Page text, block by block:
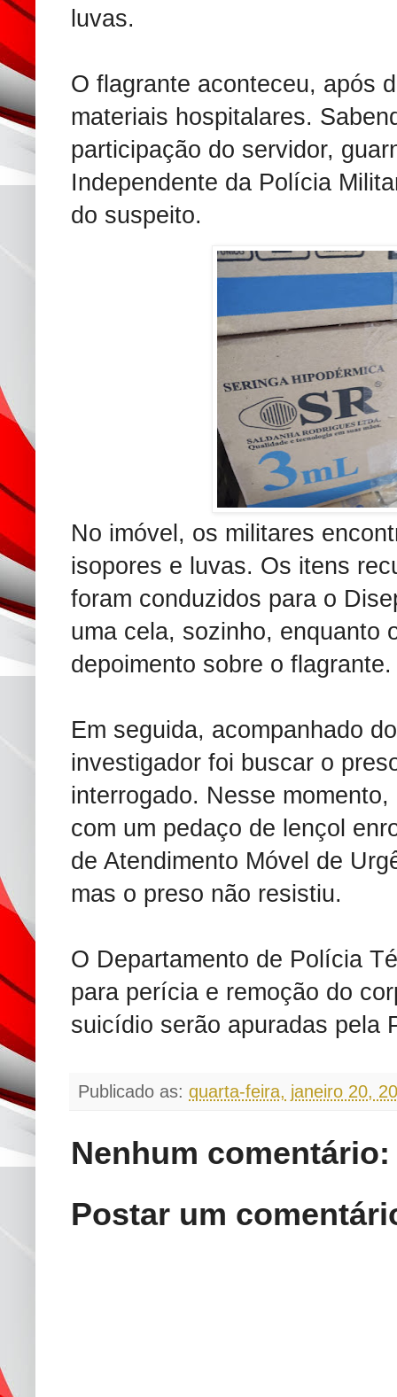
luvas.
O flagrante aconteceu, após
materiais hospitalares.
participação do servidor,
Independente da Polícia
do suspeito.
No imóvel, os militares
isopores e luvas. Os itens
foram conduzidos para o
uma cela, sozinho, enquanto
depoimento sobre o flagrante.
Em seguida, acompanhado
investigador foi buscar o
interrogado. Nesse
com um pedaço de lençol
de Atendimento Móvel de
mas o preso não resistiu.
O Departamento de Polícia
para perícia e remoção do
suicídio serão apuradas pela
Publicado as: quarta-feira, janeiro 20,
Nenhum comentário:
Postar um